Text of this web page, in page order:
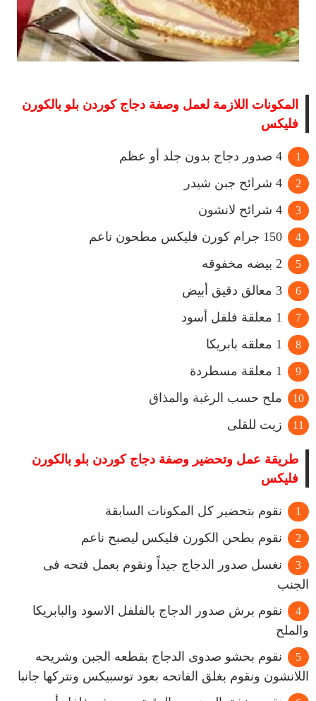
المكونات اللازمة لعمل وصفة دجاج كوردن بلو بالكورن
فليكس
4 صدور دجاج بدون جلد أو عظم
4 شرائح جبن شيدر
4 شرائح لانشون
150 جرام كورن فليكس مطحون ناعم
2 بيضه مخفوقه
3 معالق دقيق أبيض
1 معلقة فلفل أسود
1 معلقه بابريكا
1 معلقة مسطردة
ملح حسب الرغبة والمذاق
زيت للقلى
طريقة عمل وتحضير وصفة دجاج كوردن بلو بالكورن
فليكس
نقوم بتحضير كل المكونات السابقة
نقوم بطحن الكورن فليكس ليصبح ناعم
نغسل صدور الدجاج جيداً ونقوم بعمل فتحه فى
الجنب
نقوم برش صدور الدجاج بالفلفل الاسود والبابريكا
والملح
نقوم بحشو صدوى الدجاج بقطعه الجبن وشريحه
اللانشون ونقوم بغلق الفاتحه بعود توسبيكس ونتركها جانبا